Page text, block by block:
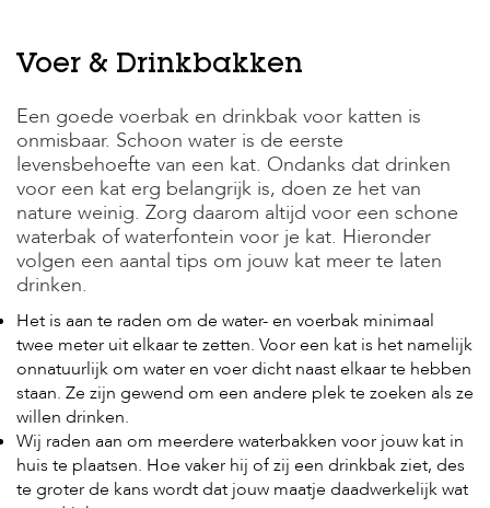
H
o
e
F
o
l
d
e
r
H
o
n
d
e
n
K
a
t
t
Voer & Drinkbakken
Een goede voerbak en drinkbak voor katten is
onmisbaar. Schoon water is de eerste
levensbehoefte van een kat. Ondanks dat drinken
voor een kat erg belangrijk is, doen ze het van
nature weinig. Zorg daarom altijd voor een schone
waterbak of waterfontein voor je kat. Hieronder
volgen een aantal tips om jouw kat meer te laten
drinken.
Het is aan te raden om de water- en voerbak minimaal
twee meter uit elkaar te zetten. Voor een kat is het namelijk
onnatuurlijk om water en voer dicht naast elkaar te hebben
staan. Ze zijn gewend om een andere plek te zoeken als ze
willen drinken.
Wij raden aan om meerdere waterbakken voor jouw kat in
huis te plaatsen. Hoe vaker hij of zij een drinkbak ziet, des
te groter de kans wordt dat jouw maatje daadwerkelijk wat